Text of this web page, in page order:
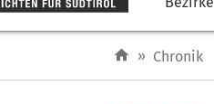
» Chronik